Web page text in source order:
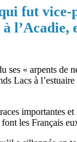
fut vice-
l’Acadie,
ses « arpents de
Lacs à
importantes
les Français